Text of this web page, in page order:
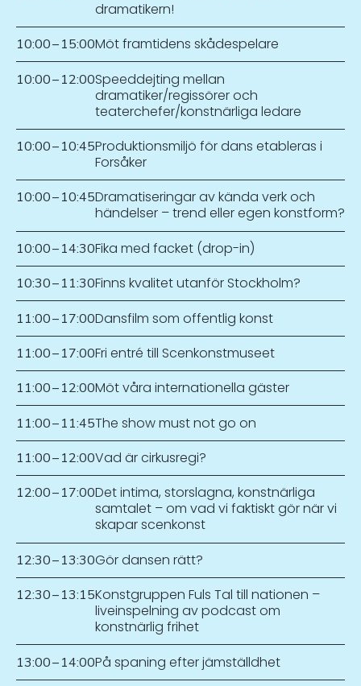
dramatikern!
10:00–15:00Möt framtidens skådespelare
10:00–12:00Speeddejting mellan
dramatiker/regissörer och
teaterchefer/konstnärliga ledare
10:00–10:45Produktionsmiljö för dans etableras i
Forsåker
10:00–10:45Dramatiseringar av kända verk och
händelser – trend eller egen konstform?
10:00–14:30Fika med facket (drop-in)
10:30–11:30Finns kvalitet utanför Stockholm?
11:00–17:00Dansfilm som offentlig konst
11:00–17:00Fri entré till Scenkonstmuseet
11:00–12:00Möt våra internationella gäster
11:00–11:45The show must not go on
11:00–12:00Vad är cirkusregi?
12:00–17:00Det intima, storslagna, konstnärliga
samtalet – om vad vi faktiskt gör när vi
skapar scenkonst
12:30–13:30Gör dansen rätt?
12:30–13:15Konstgruppen Fuls Tal till nationen –
liveinspelning av podcast om
konstnärlig frihet
13:00–14:00På spaning efter jämställdhet